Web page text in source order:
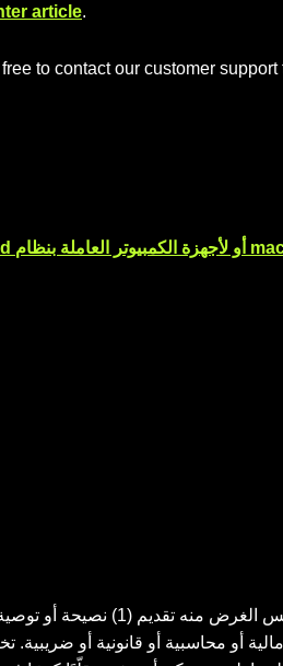
article.
to contact our customer support
الرقمية، أو (3) استشارة مالية أو محاسبية أو